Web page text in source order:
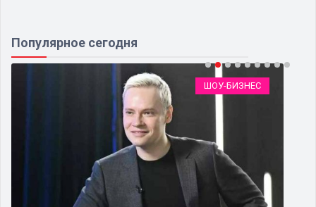
Популярное сегодня
ШОУ-БИЗНЕС